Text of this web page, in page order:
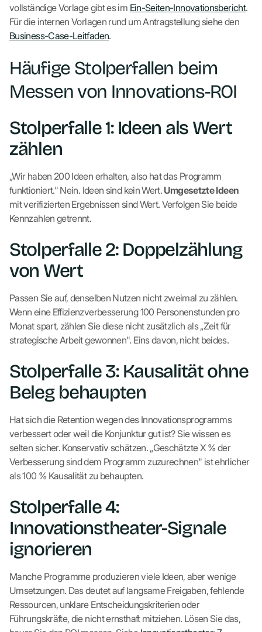
vollständige Vorlage gibt es im Ein-Seiten-Innovationsbericht.
Für die internen Vorlagen rund um Antragstellung siehe den
Business-Case-Leitfaden.
Häufige Stolperfallen beim
Messen von Innovations-ROI
Stolperfalle 1: Ideen als Wert
zählen
„Wir haben 200 Ideen erhalten, also hat das Programm
funktioniert." Nein. Ideen sind kein Wert. Umgesetzte Ideen
mit verifizierten Ergebnissen sind Wert. Verfolgen Sie beide
Kennzahlen getrennt.
Stolperfalle 2: Doppelzählung
von Wert
Passen Sie auf, denselben Nutzen nicht zweimal zu zählen.
Wenn eine Effizienzverbesserung 100 Personenstunden pro
Monat spart, zählen Sie diese nicht zusätzlich als „Zeit für
strategische Arbeit gewonnen". Eins davon, nicht beides.
Stolperfalle 3: Kausalität ohne
Beleg behaupten
Hat sich die Retention wegen des Innovationsprogramms
verbessert oder weil die Konjunktur gut ist? Sie wissen es
selten sicher. Konservativ schätzen. „Geschätzte X % der
Verbesserung sind dem Programm zuzurechnen" ist ehrlicher
als 100 % Kausalität zu behaupten.
Stolperfalle 4:
Innovationstheater-Signale
ignorieren
Manche Programme produzieren viele Ideen, aber wenige
Umsetzungen. Das deutet auf langsame Freigaben, fehlende
Ressourcen, unklare Entscheidungskriterien oder
Führungskräfte, die nicht ernsthaft mitziehen. Lösen Sie das,